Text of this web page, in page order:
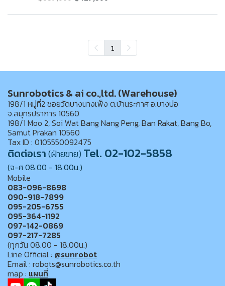
1
Sunrobotics & ai co.,ltd. (Warehouse)
198/1 หมู่ที่2 ซอยวัดบางนางเพ็ง ต.บ้านระกาศ อ.บางบ่อ
จ.สมุทรปราการ 10560
198/1 Moo 2, Soi Wat Bang Nang Peng, Ban Rakat, Bang Bo,
Samut Prakan 10560
Tax ID : 0105550092475
ติดต่อเรา(ฝ่ายขาย) Tel. 02-102-5858
(จ-ศ 08.00 - 18.00น.)
Mobile
083-096-8698
090-918-7899
095-205-6755
095-364-1192
097-142-0869
097-217-7285
(ทุกวัน 08.00 - 18.00น.)
Line Official : @sunrobot
Email : robots@sunrobotics.co.th
map : แผนที่